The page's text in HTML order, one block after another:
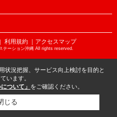
｜ 利用規約 ｜アクセスマップ
テーション沖縄 All rights reserved.
状況把握、サービス向上検討を目的と
います。
ついて」 をご確認ください。
じる